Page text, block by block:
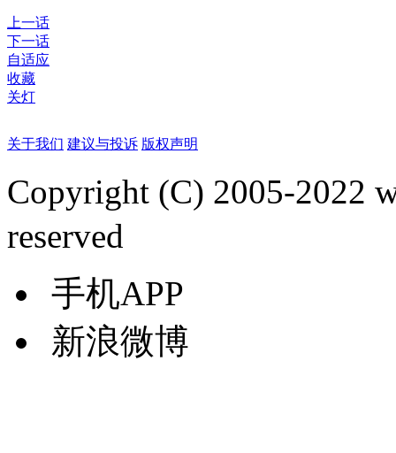
上一话
下一话
自适应
收藏
关灯
关于我们 建议与投诉 版权声明
Copyright (C) 2005-2022
reserved
手机APP
新浪微博